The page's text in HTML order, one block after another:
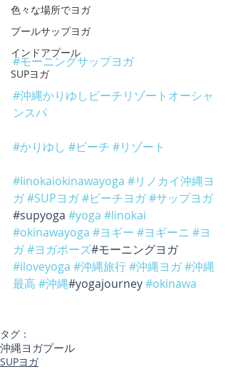
色々な場所でヨガ
プールサップヨガ
インドアプール
SUPヨガ
#モーニングサップヨガ
#沖縄かりゆしビーチリゾートオーシャ
ンスパ
#かりゆし #ビーチ #リゾート
#linokaiokinawayoga #リノカイ沖縄ヨ
ガ#SUPヨガ#ビーチヨガ#サップヨガ
#supyoga #yoga #linokai
#okinawayoga #ヨギー #ヨギーニ #ヨ
ガ#ヨガポーズ#モーニングヨガ
#iloveyoga #沖縄旅行#沖縄ヨガ#沖縄
最高 #沖縄#yogajourney #okinawa
タグ：
沖縄ヨガプール
SUPヨガ